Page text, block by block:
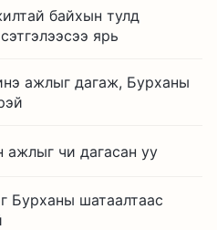
байхын тулд
ярь
ажлыг дагаж, Бурханы
ажлыг чи дагасан уу
Бурханы шатаалтаас